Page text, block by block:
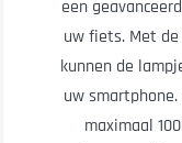
een
uw fiets. Met
kunnen de
uw
maximaal